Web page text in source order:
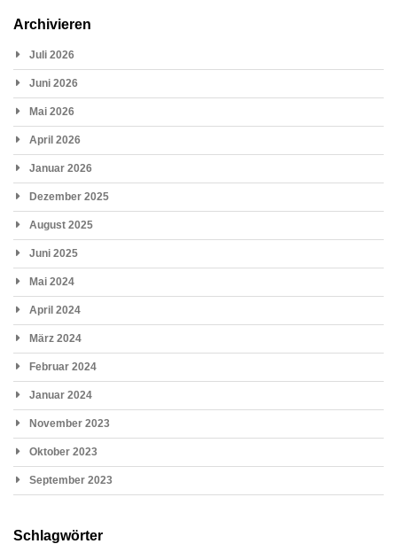
Archivieren
Juli 2026
Juni 2026
Mai 2026
April 2026
Januar 2026
Dezember 2025
August 2025
Juni 2025
Mai 2024
April 2024
März 2024
Februar 2024
Januar 2024
November 2023
Oktober 2023
September 2023
Schlagwörter